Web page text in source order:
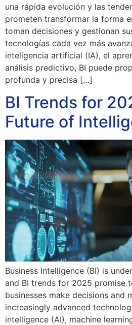
una rápida evolución y las
prometen transformar la forma
toman decisiones y gestionan
tecnologías cada vez más
inteligencia artificial (IA), el
análisis predictivo, BI puede
profunda y precisa […]
BI Trends for
Future of
Business Intelligence (BI) is
and BI trends for 2025 promise
businesses make decisions and
increasingly advanced
intelligence (AI), machine